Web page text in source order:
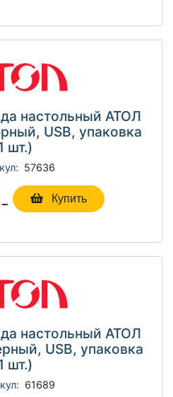
настольный АТОЛ
USB, упаковка
шт.)
57636
Купить
настольный АТОЛ
USB, упаковка
шт.)
61689